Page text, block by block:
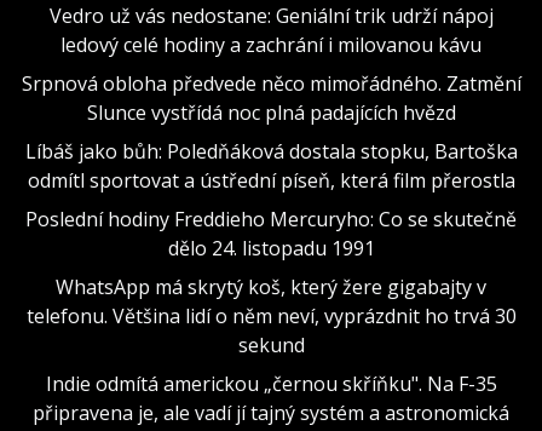
Vedro už vás nedostane: Geniální trik udrží nápoj
ledový celé hodiny a zachrání i milovanou kávu
Srpnová obloha předvede něco mimořádného. Zatmění
Slunce vystřídá noc plná padajících hvězd
Líbáš jako bůh: Poledňáková dostala stopku, Bartoška
odmítl sportovat a ústřední píseň, která film přerostla
Poslední hodiny Freddieho Mercuryho: Co se skutečně
dělo 24. listopadu 1991
WhatsApp má skrytý koš, který žere gigabajty v
telefonu. Většina lidí o něm neví, vyprázdnit ho trvá 30
sekund
Indie odmítá americkou „černou skříňku". Na F-35
připravena je, ale vadí jí tajný systém a astronomická